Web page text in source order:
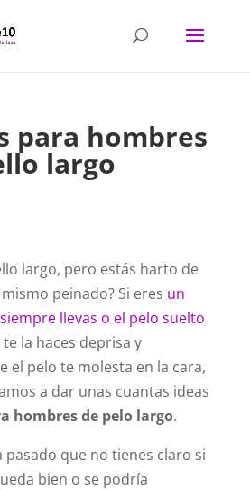
para hombres
largo
largo, pero estás harto de
peinado? Si eres un
llevas o el pelo suelto
la haces deprisa y
el pelo te molesta en la cara,
a dar unas cuantas ideas
hombres de pelo largo.
pasado que no tienes claro si
bien o se podría